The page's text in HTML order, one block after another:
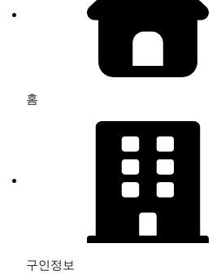
홈
구인정보